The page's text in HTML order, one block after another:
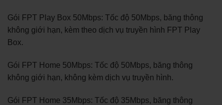
Gói FPT Play Box 50Mbps: Tốc độ 50Mbps, băng thông
không giới hạn, kèm theo dịch vụ truyền hình FPT Play
Box.
Gói FPT Home 50Mbps: Tốc độ 50Mbps, băng thông
không giới hạn, không kèm dịch vụ truyền hình.
Gói FPT Home 35Mbps: Tốc độ 35Mbps, băng thông